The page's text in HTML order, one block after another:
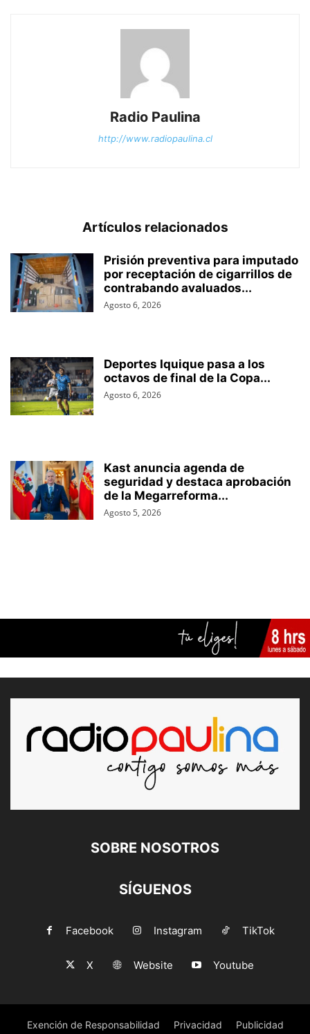
Radio Paulina
http://www.radiopaulina.cl
Artículos relacionados
Prisión preventiva para imputado
por receptación de cigarrillos de
contrabando avaluados...
Agosto 6, 2026
Deportes Iquique pasa a los
octavos de final de la Copa...
Agosto 6, 2026
Kast anuncia agenda de
seguridad y destaca aprobación
de la Megarreforma...
Agosto 5, 2026
SOBRE NOSOTROS
SÍGUENOS
Facebook Instagram TikTok
X Website Youtube
Exención de Responsabilidad Privacidad Publicidad